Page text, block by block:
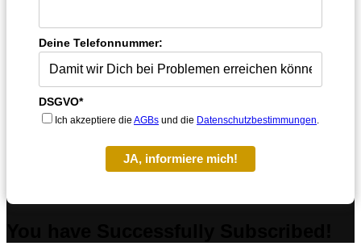
Deine Telefonnummer:
DSGVO*
Ich akzeptiere die AGBs und die Datenschutzbestimmungen.
JA, informiere mich!